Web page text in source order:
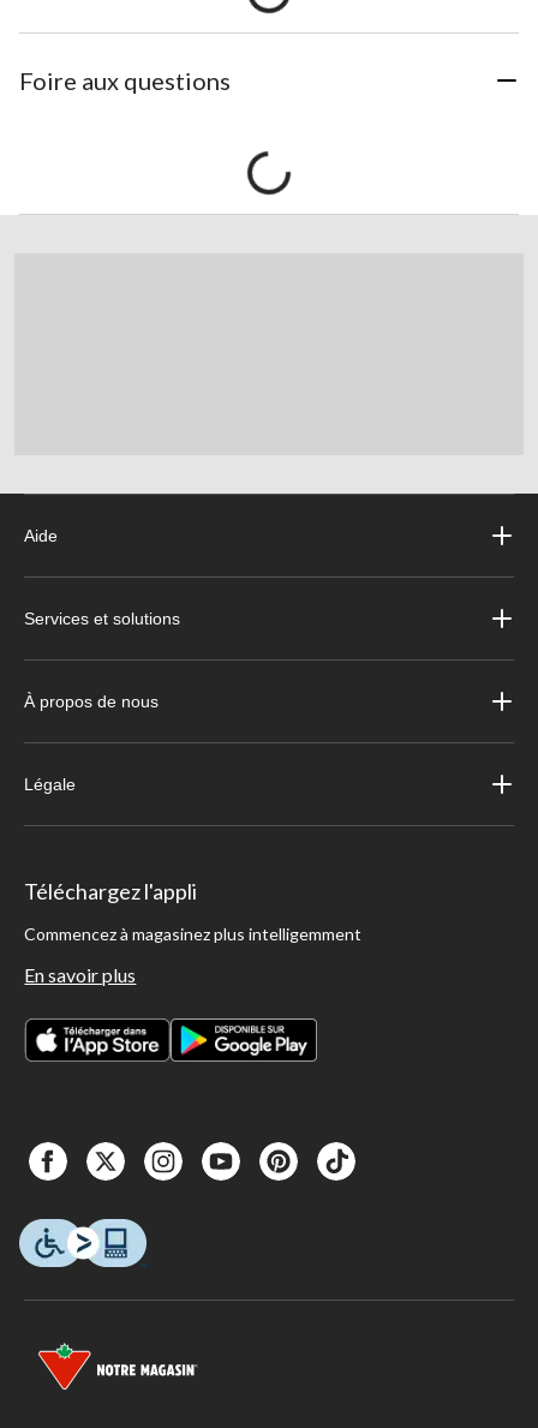
Foire aux questions
Aide
Services et solutions
À propos de nous
Légale
Téléchargez l'appli
Commencez à magasinez plus intelligemment
En savoir plus